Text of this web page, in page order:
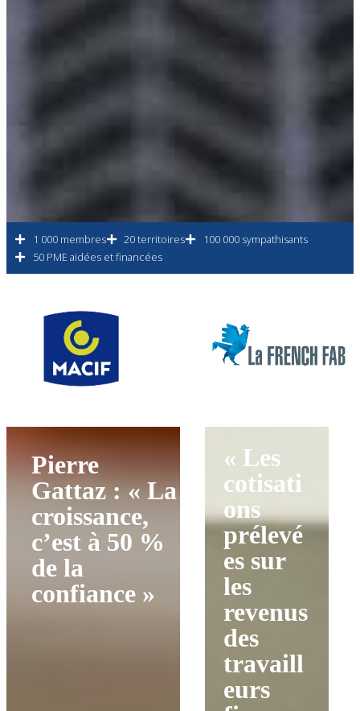
1 000 membres 20 territoires
100 000 sympathisants
50 PME aidées et financées
Pierre
Gattaz : « La
croissance,
c’est à 50 %
de la
confiance »
« Les
cotisati
ons
prélevé
es sur
les
revenus
des
travaill
eurs